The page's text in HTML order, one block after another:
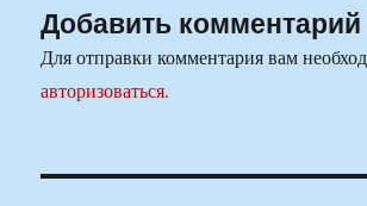
Добавить комментарий
Для отправки комментария вам
авторизоваться.